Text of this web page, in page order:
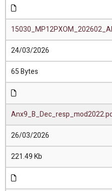
24/03/2026
65 Bytes
26/03/2026
221.49 Kb